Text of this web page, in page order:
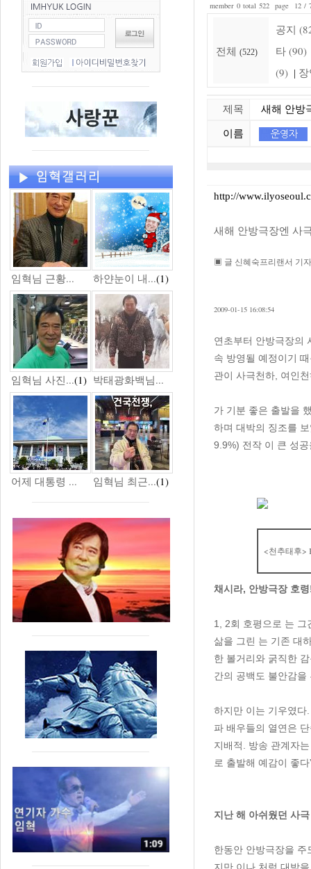
임혁님 근황... 하얀눈이 내...(1)
임혁님 사진...(1) 박태광화백님...
어제 대통령 ... 임혁님 최근...(1)
member 0 total 522 page 12 /
전체 (522)
공지
타 (90)
(9) |
제목 새해 안방
이름
http://
새해 안방극장엔 사
▣ 글 신혜숙프리랜서 기자
2009-01-15 16:08:54
연초부터 안방극장의
속 방영될 예정이기
관이 사극천하, 여인
가 기분 좋은 출발을
하며 대박의 징조를
9.9%) 전작 이 큰 성
<천추태후>
채시라, 안방극장 호
1, 2회 호평으로 는 그
삶을 그린 는 기존 대
한 볼거리와 굵직한
간의 공백도 불안감을
하지만 이는 기우였다
파 배우들의 열연은
지배적. 방송 관계자
로 출발해 예감이 좋
지난 해 아쉬웠던 사
한동안 안방극장을 주